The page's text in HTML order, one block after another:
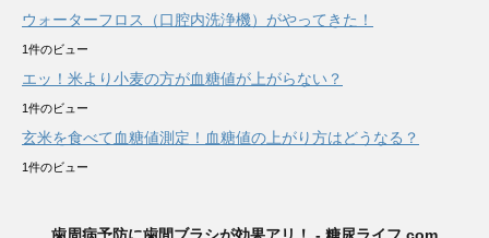
ウォーターフロス（口腔内洗浄機）がやってきた！
1件のビュー
エッ！米より小麦の方が血糖値が上がらない？
1件のビュー
玄米を食べて血糖値測定！血糖値の上がり方はどうなる？
1件のビュー